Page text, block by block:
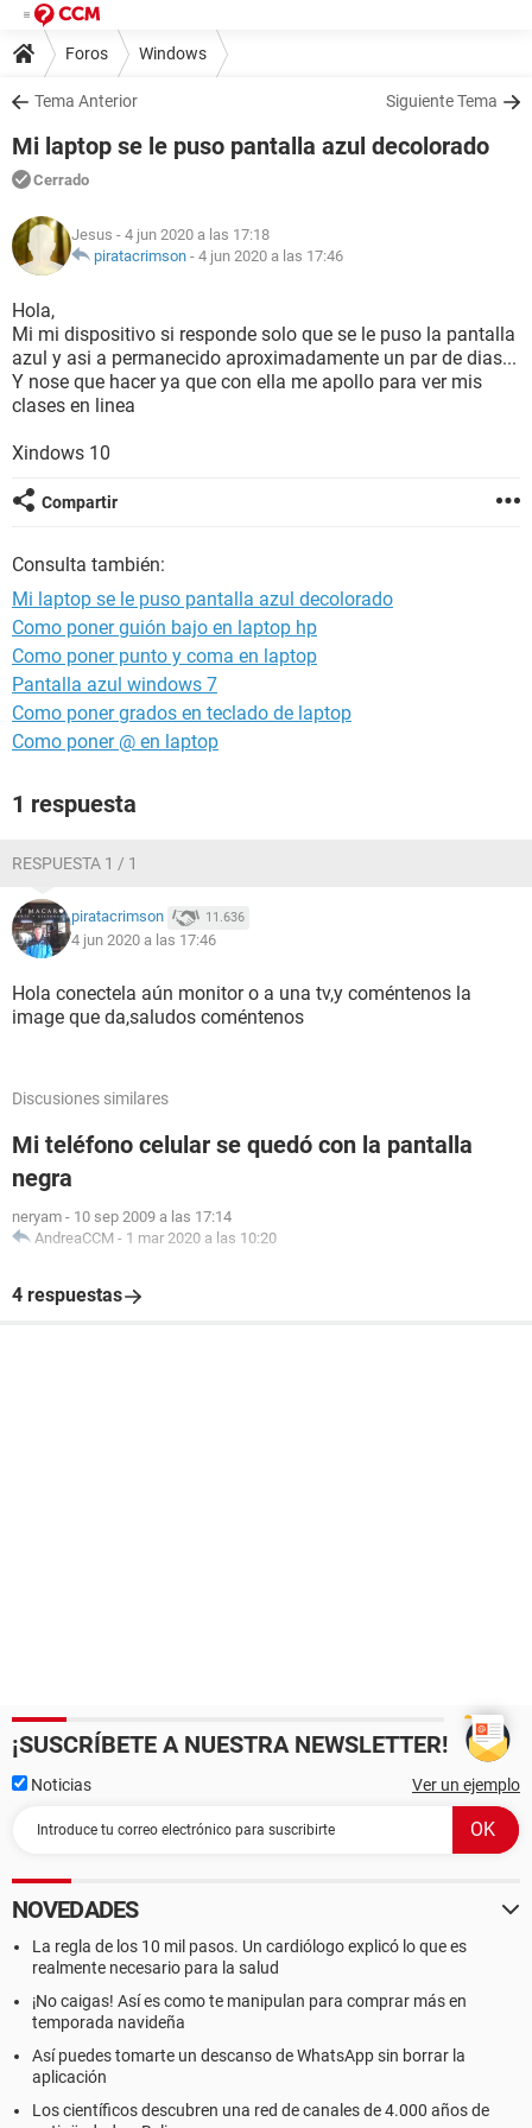
Foros Windows
Tema Anterior Siguiente Tema
Mi laptop se le puso pantalla azul decolorado
Cerrado
Jesus - 4 jun 2020 a las 17:18
piratacrimson - 4 jun 2020 a las 17:46
Hola,
Mi mi dispositivo si responde solo que se le puso la pantalla
azul y asi a permanecido aproximadamente un par de dias...
Y nose que hacer ya que con ella me apollo para ver mis
clases en linea
Xindows 10
Compartir
Consulta también:
Mi laptop se le puso pantalla azul decolorado
Como poner guión bajo en laptop hp
Como poner punto y coma en laptop
Pantalla azul windows 7
Como poner grados en teclado de laptop
Como poner @ en laptop
1 respuesta
RESPUESTA 1 / 1
piratacrimson 11.636
4 jun 2020 a las 17:46
Hola conectela aún monitor o a una tv,y coméntenos la
image que da,saludos coméntenos
Discusiones similares
Mi teléfono celular se quedó con la pantalla
negra
neryam - 10 sep 2009 a las 17:14
AndreaCCM - 1 mar 2020 a las 10:20
4 respuestas
¡SUSCRÍBETE A NUESTRA NEWSLETTER!
Noticias Ver un ejemplo
NOVEDADES
La regla de los 10 mil pasos. Un cardiólogo explicó lo que es
realmente necesario para la salud
¡No caigas! Así es como te manipulan para comprar más en
temporada navideña
Así puedes tomarte un descanso de WhatsApp sin borrar la
aplicación
Los científicos descubren una red de canales de 4.000 años de